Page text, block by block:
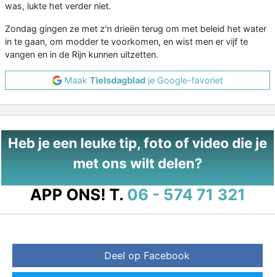
was, lukte het verder niet.
Zondag gingen ze met z'n drieën terug om met beleid het water
in te gaan, om modder te voorkomen, en wist men er vijf te
vangen en in de Rijn kunnen uitzetten.
Maak Tielsdagblad je Google-favoriet
Heb je een leuke tip, foto of video die je
met ons wilt delen?
APP ONS! T. 06 - 574 71 321
Deel op Facebook